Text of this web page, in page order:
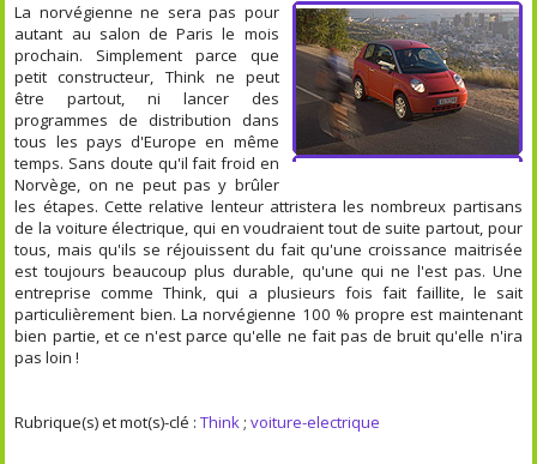
La norvégienne ne sera pas pour
autant au salon de Paris le mois
prochain. Simplement parce que
petit constructeur, Think ne peut
être partout, ni lancer des
programmes de distribution dans
tous les pays d'Europe en même
temps. Sans doute qu'il fait froid en
Norvège, on ne peut pas y brûler
les étapes. Cette relative lenteur attristera les nombreux partisans
de la voiture électrique, qui en voudraient tout de suite partout, pour
tous, mais qu'ils se réjouissent du fait qu'une croissance maitrisée
est toujours beaucoup plus durable, qu'une qui ne l'est pas. Une
entreprise comme Think, qui a plusieurs fois fait faillite, le sait
particulièrement bien. La norvégienne 100 % propre est maintenant
bien partie, et ce n'est parce qu'elle ne fait pas de bruit qu'elle n'ira
pas loin !
Rubrique(s) et mot(s)-clé :Think;voiture-electrique